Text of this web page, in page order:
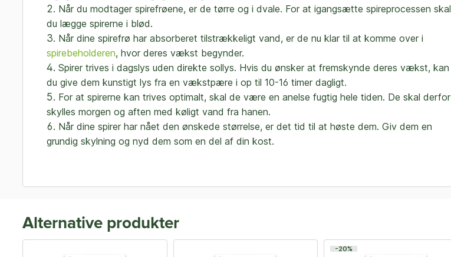
Når du modtager spirefrøene, er de tørre og i dvale. For at igangsætte spireprocessen skal
du lægge spirerne i blød.
Når dine spirefrø har absorberet tilstrækkeligt vand, er de nu klar til at komme over i
spirebeholderen, hvor deres vækst begynder.
Spirer trives i dagslys uden direkte sollys. Hvis du ønsker at fremskynde deres vækst, kan
du give dem kunstigt lys fra en vækstpære i op til 10-16 timer dagligt.
For at spirerne kan trives optimalt, skal de være en anelse fugtig hele tiden. De skal derfor
skylles morgen og aften med køligt vand fra hanen.
Når dine spirer har nået den ønskede størrelse, er det tid til at høste dem. Giv dem en
grundig skylning og nyd dem som en del af din kost.
Alternative produkter
-20%